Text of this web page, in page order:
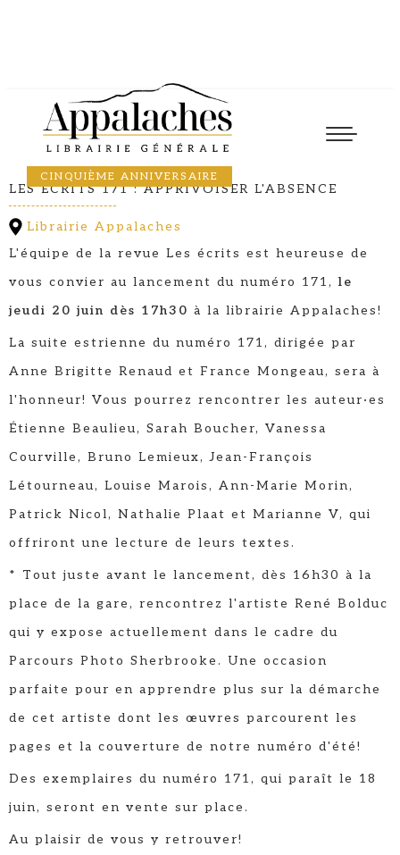
CINQUIÈME ANNIVERSAIRE
Lancement
June 2024 17:30
SUITE ESTRIENNE
LES ÉCRITS 171 : APPRIVOISER L'ABSENCE
Librairie Appalaches
L'équipe de la revue Les écrits est heureuse de
vous convier au lancement du numéro 171, le
jeudi 20 juin dès 17h30 à la librairie Appalaches!
La suite estrienne du numéro 171, dirigée par
Anne Brigitte Renaud et France Mongeau, sera à
l'honneur! Vous pourrez rencontrer les auteur·es
Étienne Beaulieu, Sarah Boucher, Vanessa
Courville, Bruno Lemieux, Jean-François
Létourneau, Louise Marois, Ann-Marie Morin,
Patrick Nicol, Nathalie Plaat et Marianne V, qui
offriront une lecture de leurs textes.
* Tout juste avant le lancement, dès 16h30 à la
place de la gare, rencontrez l'artiste René Bolduc
qui y expose actuellement dans le cadre du
Parcours Photo Sherbrooke. Une occasion
parfaite pour en apprendre plus sur la démarche
de cet artiste dont les œuvres parcourent les
pages et la couverture de notre numéro d'été!
Des exemplaires du numéro 171, qui paraît le 18
juin, seront en vente sur place.
Au plaisir de vous y retrouver!